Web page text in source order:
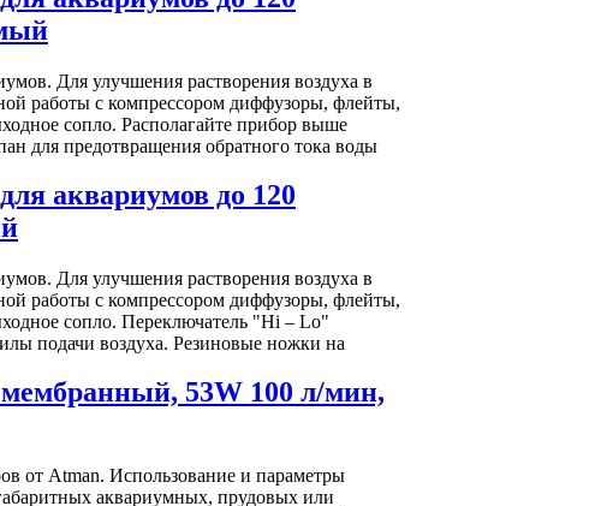
Для улучшения растворения воздуха в
работы с компрессором диффузоры, флейты,
сопло. Располагайте прибор выше
для предотвращения обратного тока воды
аквариумов до 120
Для улучшения растворения воздуха в
работы с компрессором диффузоры, флейты,
сопло. Переключатель "Hi – Lo"
подачи воздуха. Резиновые ножки на
53W 100 л/мин,
от Atman. Использование и параметры
аквариумных, прудовых или